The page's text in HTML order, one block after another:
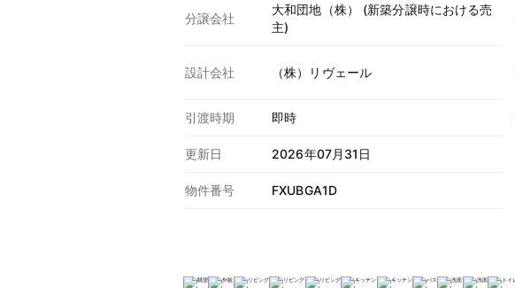
分譲会社
大和団地（株） (新築分譲時における売
主)
設計会社 （株）リヴェール
引渡時期 即時
更新日 2026年07月31日
物件番号 FXUBGA1D